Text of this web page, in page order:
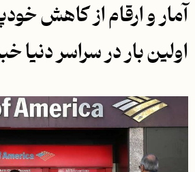
آمار و ارقام از کاهش
اولین بار در سراسر دنیا